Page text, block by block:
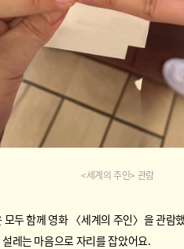
<세계의 주인> 관람
두 함께 영화 〈세계의 주인〉을 관람
레는 마음으로 자리를 잡았어요.